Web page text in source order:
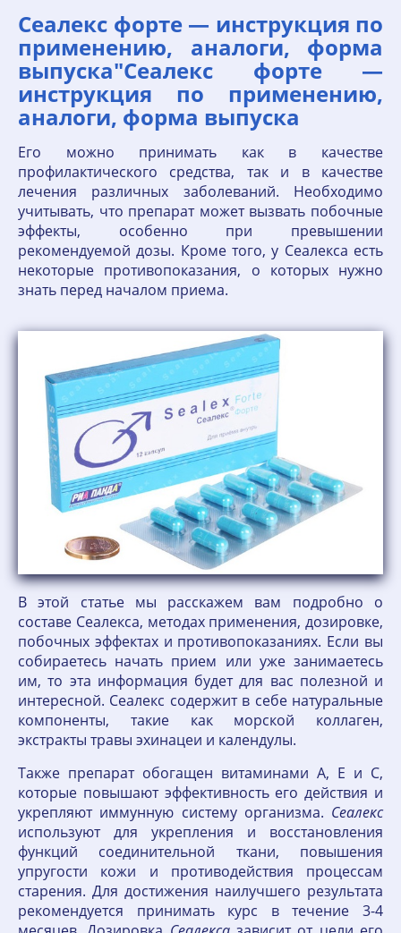
Сеалекс форте — инструкция по
применению, аналоги, форма
выпуска"Сеалекс форте —
инструкция по применению,
аналоги, форма выпуска
Его можно принимать как в качестве
профилактического средства, так и в качестве
лечения различных заболеваний. Необходимо
учитывать, что препарат может вызвать побочные
эффекты, особенно при превышении
рекомендуемой дозы. Кроме того, у Сеалекса есть
некоторые противопоказания, о которых нужно
знать перед началом приема.
В этой статье мы расскажем вам подробно о
составе Сеалекса, методах применения, дозировке,
побочных эффектах и противопоказаниях. Если вы
собираетесь начать прием или уже занимаетесь
им, то эта информация будет для вас полезной и
интересной. Сеалекс содержит в себе натуральные
компоненты, такие как морской коллаген,
экстракты травы эхинацеи и календулы.
Также препарат обогащен витаминами А, Е и С,
которые повышают эффективность его действия и
укрепляют иммунную систему организма. Сеалекс
используют для укрепления и восстановления
функций соединительной ткани, повышения
упругости кожи и противодействия процессам
старения. Для достижения наилучшего результата
рекомендуется принимать курс в течение 3-4